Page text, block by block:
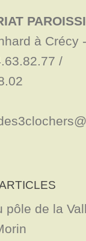
à Crécy -
/
pôle de la